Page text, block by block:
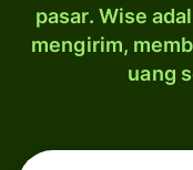
pasar. Wise
mengirim,
uang